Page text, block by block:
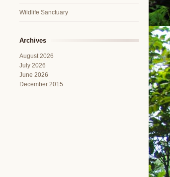
Wildlife Sanctuary
Archives
August 2026
July 2026
June 2026
December 2015